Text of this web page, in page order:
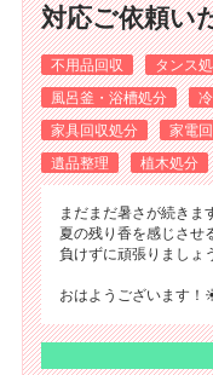
対応ご依頼い
不用品回収 タンス
風呂釜・浴槽処分
家具回収処分
家電
遺品整理
植木処分
まだまだ暑さが続きま
夏の残り香を感じさせ
負けずに頑張りましょ
おはようございます！